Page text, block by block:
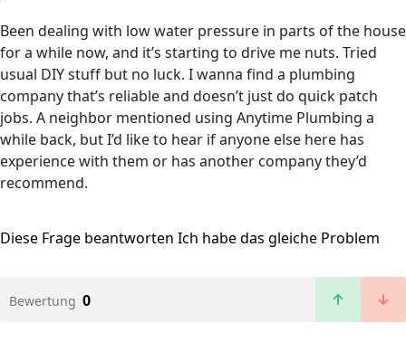
Been dealing with low water pressure in parts of the house
for a while now, and it’s starting to drive me nuts. Tried
usual DIY stuff but no luck. I wanna find a plumbing
company that’s reliable and doesn’t just do quick patch
jobs. A neighbor mentioned using Anytime Plumbing a
while back, but I’d like to hear if anyone else here has
experience with them or has another company they’d
recommend.
Diese Frage beantworten Ich habe das gleiche Problem
Bewertung 0